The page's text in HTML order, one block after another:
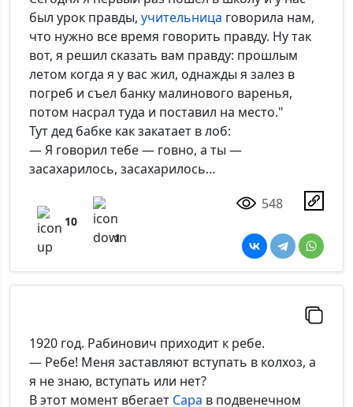
был урок правды, учительница говорила нам,
что нужно все время говорить правду. Ну так
вот, я решил сказать вам правду: прошлым
летом когда я у вас жил, однажды я залез в
погреб и съел банку малинового варенья,
потом насрал туда и поставил на место."
Тут дед бабке как закатает в лоб:
— Я говорил тебе — говно, а ты —
засахарилось, засахарилось…
10
1
548
1920 год. Рабинович приходит к ребе.
— Ребе! Меня заставляют вступать в колхоз, а
я не знаю, вступать или нет?
В этот момент вбегает Сара в подвенечном